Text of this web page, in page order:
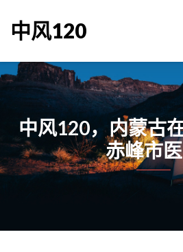
中风120
中风120，内蒙古
赤峰市